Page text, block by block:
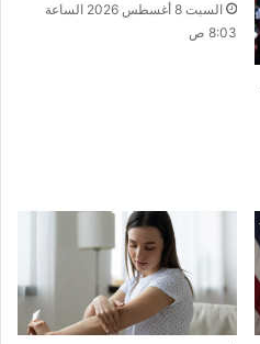
السبت 8 أغسطس 2026 الساعة
8:03 ص